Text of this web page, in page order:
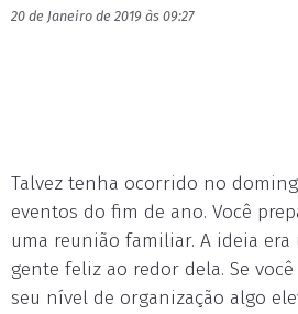
20 de Janeiro de 2019 às 09:27
Talvez tenha ocorrido no
eventos do fim de ano. Você
uma reunião familiar. A ideia era
gente feliz ao redor dela. Se
seu nível de organização algo